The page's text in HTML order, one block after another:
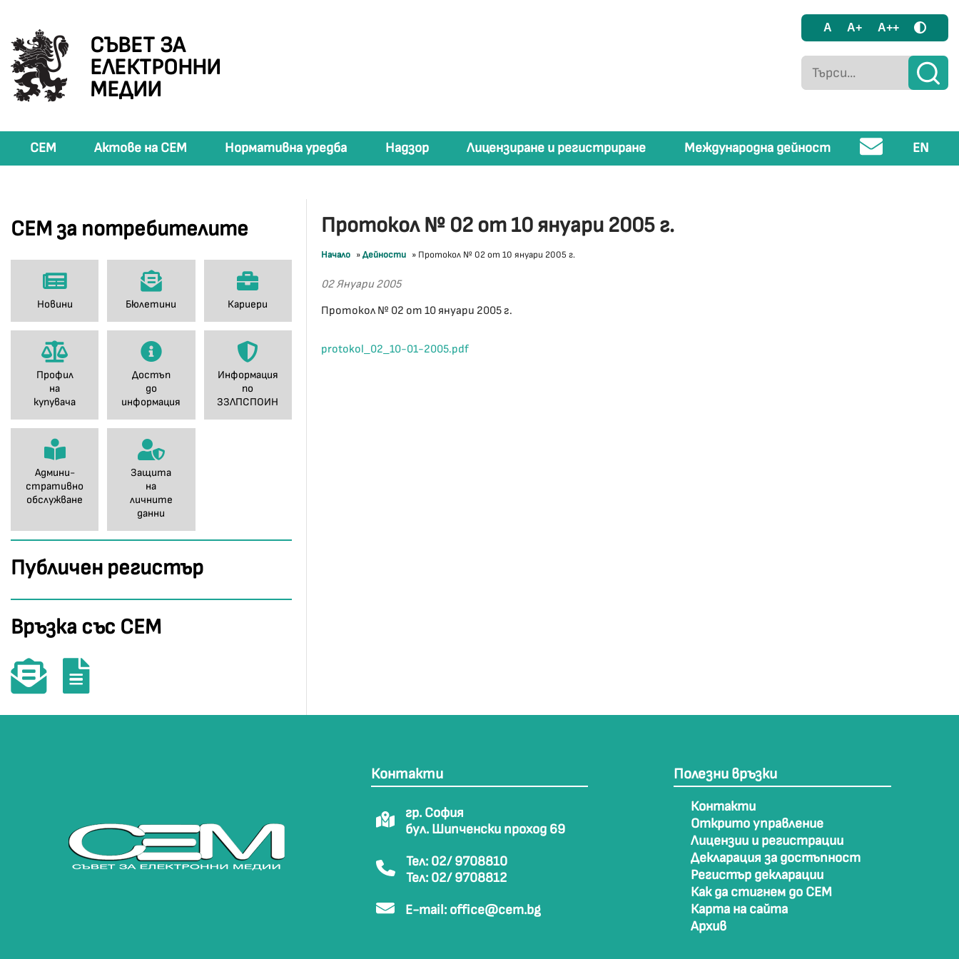
СЪВЕТ ЗА
ЕЛЕКТРОННИ
МЕДИИ
A A+ A++
СЕМ Актове на СЕМ Нормативна уредба Надзор Лицензиране и регистриране Международна дейност EN
СЕМ за потребителите
Новини Бюлетини Кариери
Профил
на
купувача
Достъп
до
информация
Информация
по
ЗЗЛПСПОИН
Админи-
стративно
обслужване
Защита
на
личните
данни
Публичен регистър
Връзка със СЕМ
Протокол № 02 от 10 януари 2005 г.
Начало »Дейности » Протокол № 02 от 10 януари 2005 г.
02 Януари 2005
Протокол № 02 от 10 януари 2005 г.
protokol_02_10-01-2005.pdf
Контакти
гр. София
бул. Шипченски проход 69
Тел: 02/ 9708810
Тел: 02/ 9708812
E-mail: office@cem.bg
Полезни връзки
Контакти
Открито управление
Лицензии и регистрации
Декларация за достъпност
Регистър декларации
Как да стигнем до СЕМ
Карта на сайта
Архив